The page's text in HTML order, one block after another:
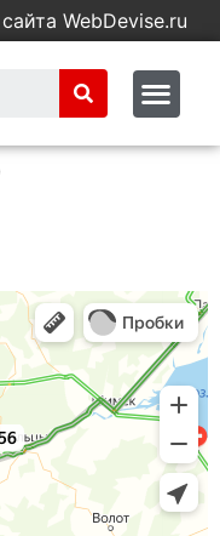
WebDevise.ru
транспортом